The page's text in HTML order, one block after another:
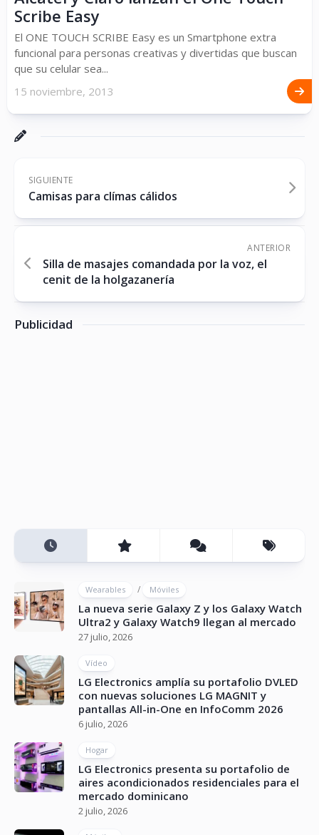
Scribe Easy
El ONE TOUCH SCRIBE Easy es un Smartphone extra
funcional para personas creativas y divertidas que buscan
que su celular sea...
15 noviembre, 2013
SIGUIENTE
Camisas para clímas cálidos
ANTERIOR
Silla de masajes comandada por la voz, el
cenit de la holgazanería
Publicidad
Wearables / Móviles
La nueva serie Galaxy Z y los Galaxy Watch
Ultra2 y Galaxy Watch9 llegan al mercado
27 julio, 2026
Vídeo
LG Electronics amplía su portafolio DVLED
con nuevas soluciones LG MAGNIT y
pantallas All-in-One en InfoComm 2026
6 julio, 2026
Hogar
LG Electronics presenta su portafolio de
aires acondicionados residenciales para el
mercado dominicano
2 julio, 2026